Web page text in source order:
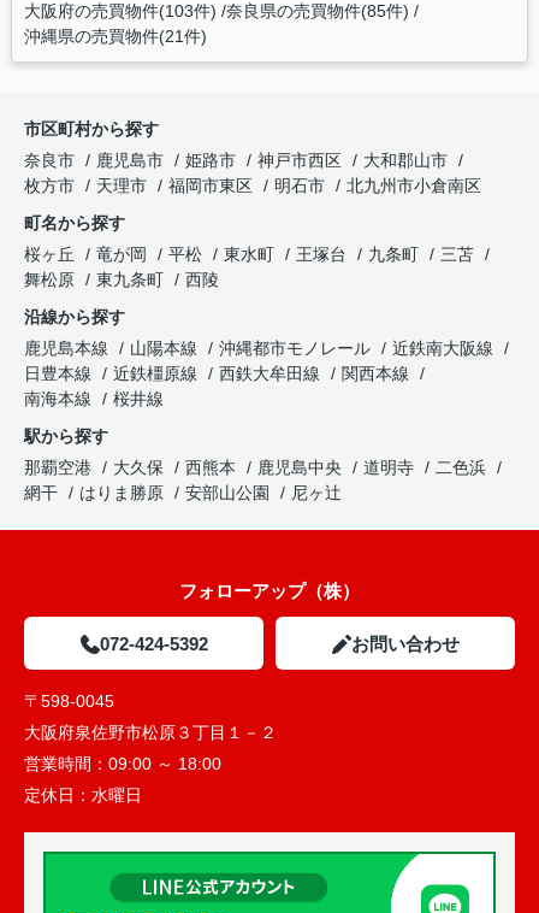
大阪府の売買物件(103件) 奈良県の売買物件(85件)
沖縄県の売買物件(21件)
市区町村から探す
奈良市
鹿児島市 姫路市 神戸市西区
大和郡山市
枚方市
天理市 福岡市東区 明石市
北九州市小倉南区
町名から探す
桜ヶ丘
竜が岡 平松 東水町 王塚台 九条町
三苫
舞松原
東九条町
西陵
沿線から探す
鹿児島本線
山陽本線 沖縄都市モノレール
近鉄南大阪線
日豊本線
近鉄橿原線 西鉄大牟田線
関西本線
南海本線
桜井線
駅から探す
那覇空港
大久保 西熊本 鹿児島中央 道明寺
二色浜
網干
はりま勝原 安部山公園 尼ヶ辻
フォローアップ（株）
072-424-5392 お問い合わせ
〒598-0045
大阪府泉佐野市松原３丁目１－２
営業時間： 09:00 ～ 18:00
定休日： 水曜日